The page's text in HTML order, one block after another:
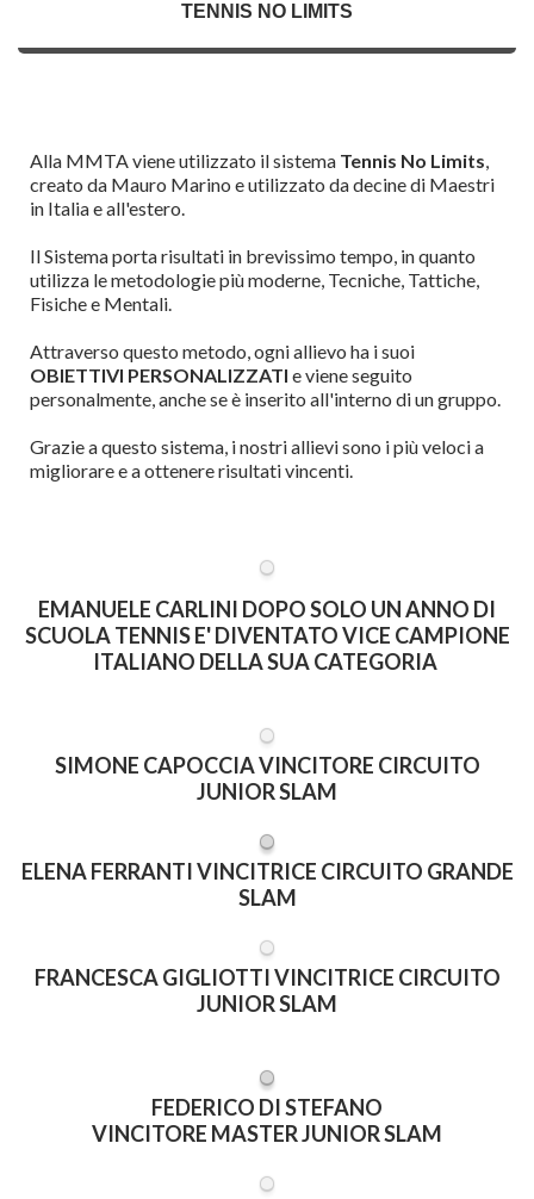
TENNIS NO LIMITS
Alla MMTA viene utilizzato il sistema Tennis No Limits,
creato da Mauro Marino e utilizzato da decine di Maestri
in Italia e all'estero.
Il Sistema porta risultati in brevissimo tempo, in quanto
utilizza le metodologie più moderne, Tecniche, Tattiche,
Fisiche e Mentali.
Attraverso questo metodo, ogni allievo ha i suoi
OBIETTIVI PERSONALIZZATI e viene seguito
personalmente, anche se è inserito all'interno di un gruppo.
Grazie a questo sistema, i nostri allievi sono i più veloci a
migliorare e a ottenere risultati vincenti.
EMANUELE CARLINI DOPO SOLO UN ANNO DI
SCUOLA TENNIS E' DIVENTATO VICE CAMPIONE
ITALIANO DELLA SUA CATEGORIA
SIMONE CAPOCCIA VINCITORE CIRCUITO
JUNIOR SLAM
ELENA FERRANTI VINCITRICE CIRCUITO GRANDE
SLAM
FRANCESCA GIGLIOTTI VINCITRICE CIRCUITO
JUNIOR SLAM
FEDERICO DI STEFANO
VINCITORE MASTER JUNIOR SLAM